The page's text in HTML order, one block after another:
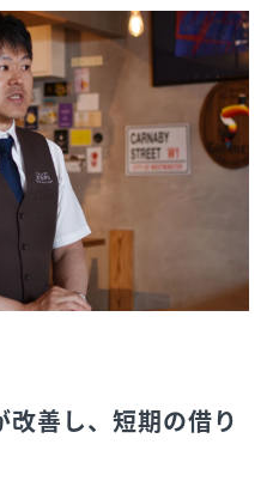
善し、短期の借り